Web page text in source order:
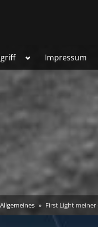
Toggle
menu
Impressum
Allgemeines First Light